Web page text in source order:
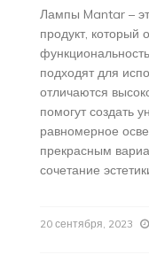
Лампы Mantar –
продукт, который
подходят для
отличаются
помогут создать
равномерное
прекрасным
сочетание
20 сентября, 2023